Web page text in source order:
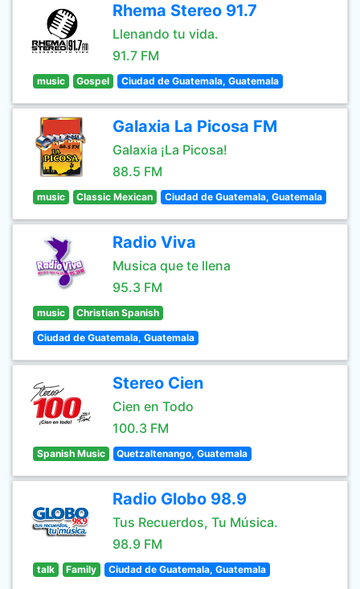
Rhema Stereo 91.7
Llenando tu vida.
91.7 FM
music Gospel Ciudad de Guatemala, Guatemala
Galaxia La Picosa FM
Galaxia ¡La Picosa!
88.5 FM
music Classic Mexican Ciudad de Guatemala, Guatemala
Radio Viva
Musica que te llena
95.3 FM
music Christian Spanish
Ciudad de Guatemala, Guatemala
Stereo Cien
Cien en Todo
100.3 FM
Spanish Music Quetzaltenango, Guatemala
Radio Globo 98.9
Tus Recuerdos, Tu Música.
98.9 FM
talk Family Ciudad de Guatemala, Guatemala